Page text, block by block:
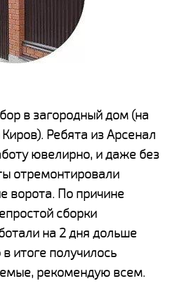
в загородный дом (на
Ребята из Арсенал
ювелирно, и даже без
отремонтировали
По причине
сборки
на 2 дня дольше
итоге получилось
рекомендую всем.